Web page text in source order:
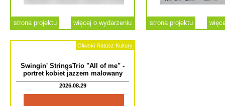
strona projektu więcej o wydarzeniu strona projektu
Oliwski Ratusz Kultury
Swingin' StringsTrio "All of me" -
portret kobiet jazzem malowany
2026.08.29